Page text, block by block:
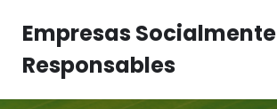
Empresas Socialmente
Responsables